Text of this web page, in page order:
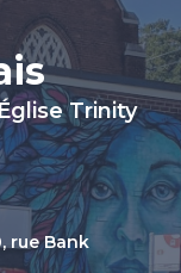
Trinity
rue Bank